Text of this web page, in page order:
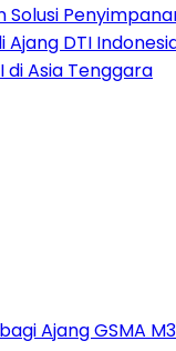
Solusi
Ajang DTI
di Asia Tenggara
Ajang GSMA